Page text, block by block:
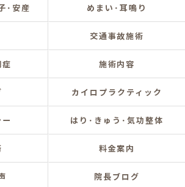
･安産 めまい･耳鳴り
交通事故施術
施術内容
カイロプラクティック
はり･きゅう･気功整体
料金案内
院長ブログ